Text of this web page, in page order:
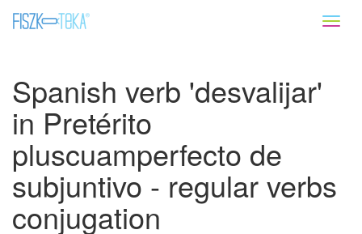
Spanish verb 'desvalijar'
in Pretérito
pluscuamperfecto de
subjuntivo - regular verbs
conjugation